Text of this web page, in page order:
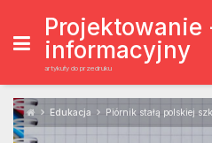
content
Projektowanie
informacyjny
artykuły do przedruku
Edukacja Piórnik stałą polskiej